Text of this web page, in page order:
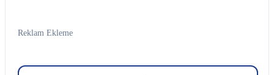
Reklam Ekleme